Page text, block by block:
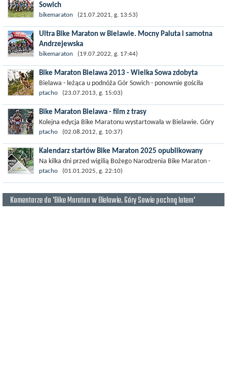
Sowich
Kolejna mocna edycja Bike Maratonu za nami. Na trudnej i
interwałowej trasie dystansu GIGA ton rywalizacji nadawał
team SGR Specialized. Od...
bikemaraton (21.07.2021, g. 13:53)
Ultra Bike Maraton w Bielawie. Mocny Paluta i samotna
Andrzejewska
95 kilometrów dystansu GIGA w Bielawie najszybciej pokonał
Michał Paluta (JBG2 Cryospace) i razem z drugim na mecie
Karolem Rożkiem (7r...
bikemaraton (19.07.2022, g. 17:44)
Bike Maraton Bielawa 2013 - Wielka Sowa zdobyta
Bielawa - leżąca u podnóża Gór Sowich - ponownie gościła
kolarzy górskich rywalizujących w kolarskim cyklu Bike Maraton.
Już w zeszłym roku podjazd...
ptacho (23.07.2013, g. 15:03)
Bike Maraton Bielawa - film z trasy
Kolejna edycja Bike Maratonu wystartowała w Bielawie. Góry
Sowie są bardzo popularnym miejscem rozgrywania maratonów
kolarskich. Tym razem...
ptacho (02.08.2012, g. 10:37)
Kalendarz startów Bike Maraton 2025 opublikowany
Na kilka dni przed wigilią Bożego Narodzenia Bike Maraton -
organizator amatorskich wyścigów MTB zrobił prezent
gwiazdkowy w postaci...
ptacho (01.01.2025, g. 22:10)
Komentarze do 'Bike Maraton w Bielawie. Góry Sowie pachną latem'